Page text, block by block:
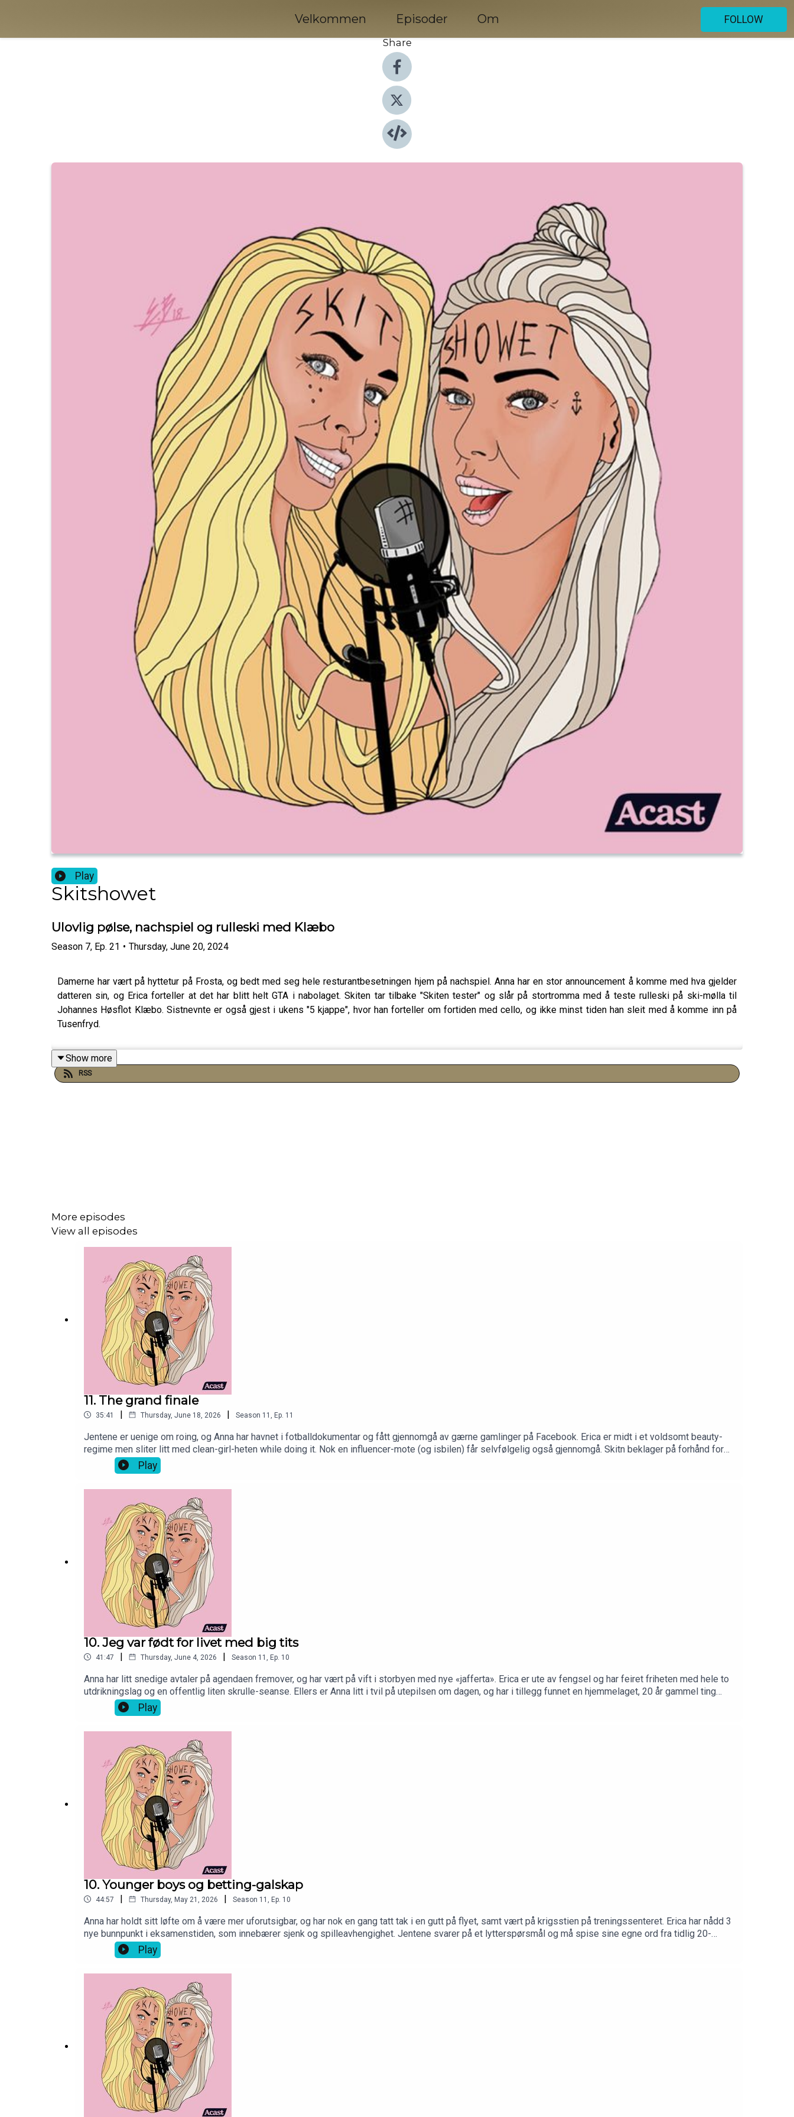
Velkommen Episoder Om
FOLLOW
Share
Play
Skitshowet
Ulovlig pølse, nachspiel og rulleski med Klæbo
Season 7, Ep. 21 • Thursday, June 20, 2024
Damerne har vært på hyttetur på Frosta, og bedt med seg hele resturantbesetningen hjem på nachspiel. Anna har en stor announcement å komme med hva gjelder
datteren sin, og Erica forteller at det har blitt helt GTA i nabolaget. Skiten tar tilbake "Skiten tester" og slår på stortromma med å teste rulleski på ski-mølla til
Johannes Høsflot Klæbo. Sistnevnte er også gjest i ukens "5 kjappe", hvor han forteller om fortiden med cello, og ikke minst tiden han sleit med å komme inn på
Tusenfryd.
Show more
RSS
More episodes
View all episodes
11. The grand finale
35:41 | Thursday, June 18, 2026 | Season 11 Ep. 11
Jentene er uenige om roing, og Anna har havnet i fotballdokumentar og fått gjennomgå av gærne gamlinger på Facebook. Erica er midt i et voldsomt beauty-
regime men sliter litt med clean-girl-heten while doing it. Nok en influencer-mote (og isbilen) får selvfølgelig også gjennomgå. Skitn beklager på forhånd for
litt ymse lyd og klipp da det selvfølgelig måtte oppstå technical issues med mikrofonene på sesongens siste epp. Kjør da!
Play
10. Jeg var født for livet med big tits
41:47 | Thursday, June 4, 2026 | Season 11 Ep. 10
Anna har litt snedige avtaler på agendaen fremover, og har vært på vift i storbyen med nye «jafferta». Erica er ute av fengsel og har feiret friheten med hele to
utdrikningslag og en offentlig liten skrulle-seanse. Ellers er Anna litt i tvil på utepilsen om dagen, og har i tillegg funnet en hjemmelaget, 20 år gammel ting
som på merkelig vis gjenspeiler 31 år gamle Annais.
Play
10. Younger boys og betting-galskap
44:57 | Thursday, May 21, 2026 | Season 11 Ep. 10
Anna har holdt sitt løfte om å være mer uforutsigbar, og har nok en gang tatt tak i en gutt på flyet, samt vært på krigsstien på treningssenteret. Erica har nådd 3
nye bunnpunkt i eksamenstiden, som innebærer sjenk og spilleavhengighet. Jentene svarer på et lytterspørsmål og må spise sine egne ord fra tidlig 20-
Play